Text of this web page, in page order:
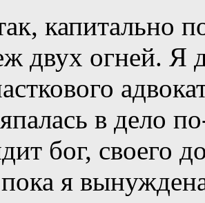
капитально
двух огней. Я
в дело
бог, своего
я